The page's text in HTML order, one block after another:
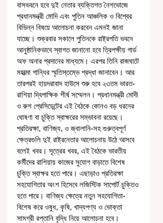
বাসভবনে হবে দুই নেতার ব্যক্তিগত নৈশভোজে
প্রধানমন্ত্রী মোদি এবং পুতিন আঞ্চলিক ও বিশ্বের
বিভিন্ন বিষয়ে আলোচনা করবেন এমনই জানা
যাচ্ছে। শুক্রবার সকালে পুতিনকে রাষ্ট্রপতি ভবনে
আনুষ্ঠানিকভাবে স্বাগত জানানো হবে ত্রিপক্ষীয় গার্ড
অফ অনার প্রদানের মাধ্যমে। এরপর তিনি রাজঘাটে
মহাত্মা গান্ধির স্মৃতিস্তম্ভে শ্রদ্ধা জানাবেন। আর
তারপরই হায়দরাবাদ হাউসে শুরু হবে ২৩তম ভারত-
রাশিয়া দ্বিপাক্ষিক শীর্ষ সম্মেলন। প্রধানমন্ত্রী মোদী
ও রুশ প্রেসিডেন্টের এই বৈঠকে কোনও বড় ধরনের
ঘোষণা বা চুক্তি স্বাক্ষরের সম্ভাবনা রয়েছে।
প্রতিরক্ষা, বাণিজ্য, ও জ্বালানি-সহ গুরুত্বপূর্ণ
ক্ষেত্রগুলি দুই রাষ্ট্রনেতার আলোচনায় উঠে আসবে
বলেই খবর। সূত্রের খবর, এই বৈঠকে ভারতীয়
কর্মীদের রাশিয়ায় কাজের সুযোগ বাড়াতে বিশেষ
চুক্তি স্বাক্ষর হতে পারে। এছাড়াও প্রতিরক্ষা
সহযোগিতার অংশ হিসেবে লজিস্টিক সাপোর্ট চুক্তিও
হতে পারে। বাণিজ্য ক্ষেত্রে নতুন সহযোগিতা-
বিশেষ করে ওষুধ, কৃষি, খাদ্যপণ্য ও ভোক্তা
সামগ্রী রপ্তানি বৃদ্ধি নিয়ে আলোচনা হবে।